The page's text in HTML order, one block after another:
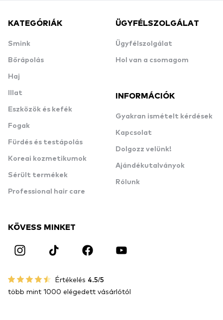
KATEGÓRIÁK
Smink
Bőrápolás
Haj
Illat
Eszközök és kefék
Fogak
Fürdés és testápolás
Koreai kozmetikumok
Sérült termékek
Professional hair care
ÜGYFÉLSZOLGÁLAT
Ügyfélszolgálat
Hol van a csomagom
INFORMÁCIÓK
Gyakran ismételt kérdések
Kapcsolat
Dolgozz velünk!
Ajándékutalványok
Rólunk
KÖVESS MINKET
Értékelés 4.5/5
több mint 1000 elégedett vásárlótól